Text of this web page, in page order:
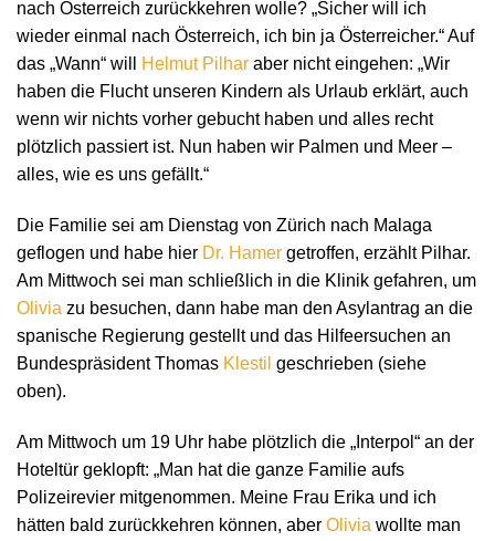
nach Österreich zurückkehren wolle? „Sicher will ich
wieder einmal nach Österreich, ich bin ja Österreicher.“ Auf
das „Wann“ will
Helmut Pilhar aber nicht eingehen: „Wir
haben die Flucht unseren Kindern als Urlaub erklärt, auch
wenn wir nichts vorher gebucht haben und alles recht
plötzlich passiert ist. Nun haben wir Palmen und Meer –
alles, wie es uns gefällt.“
Die Familie sei am Dienstag von Zürich nach Malaga
geflogen und habe hier Dr. Hamer getroffen, erzählt Pilhar.
Am Mittwoch sei man schließlich in die Klinik gefahren, um
Olivia zu besuchen, dann habe man den Asylantrag an die
spanische Regierung gestellt und das Hilfeersuchen an
Bundespräsident Thomas Klestil geschrieben (siehe
oben).
Am Mittwoch um 19 Uhr habe plötzlich die „Interpol“ an der
Hoteltür geklopft: „Man hat die ganze Familie aufs
Polizeirevier mitgenommen. Meine Frau Erika und ich
hätten bald zurückkehren können, aber Olivia wollte man